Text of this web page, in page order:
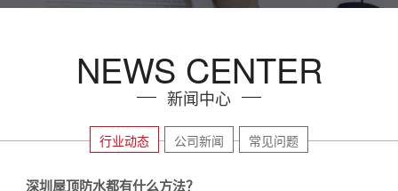
NEWS CENTER
新闻中心
行业动态 公司新闻 常见问题
深圳屋顶防水都有什么方法？